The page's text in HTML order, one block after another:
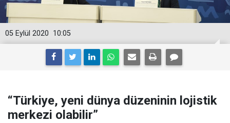
10:05
05 Eylül 2020
“Türkiye, yeni dünya düzeninin lojistik
merkezi olabilir”